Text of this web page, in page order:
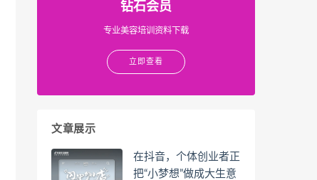
钻石会员
专业美容培训资料下载
立即查看
文章展示
在抖音，个体创业者正
把“小梦想”做成大生意